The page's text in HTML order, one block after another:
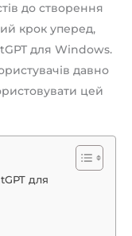
до створення
крок уперед,
для Windows.
давно
цей
для